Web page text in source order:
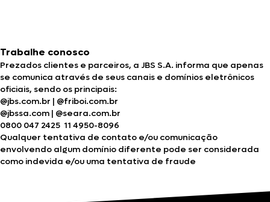
Trabalhe conosco
Prezados clientes e parceiros, a JBS S.A. informa que apenas
se comunica através de seus canais e domínios eletrônicos
oficiais, sendo os principais:
@jbs.com.br | @friboi.com.br
@jbssa.com | @seara.com.br
0800 047 2425 11 4950-8096
Qualquer tentativa de contato e/ou comunicação
envolvendo algum domínio diferente pode ser considerada
como indevida e/ou uma tentativa de fraude